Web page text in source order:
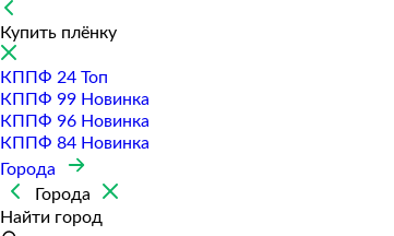
Купить плёнку
КППФ 24 Топ
КППФ 99 Новинка
КППФ 96 Новинка
КППФ 84 Новинка
Города
Города
Найти город